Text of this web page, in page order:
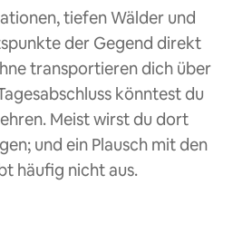
tiefen Wälder und
der Gegend direkt
transportieren dich über
könntest du
Meist wirst du dort
und ein Plausch mit den
häufig nicht aus.